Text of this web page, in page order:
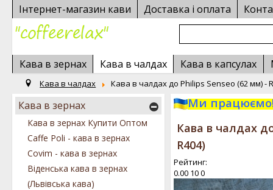
Інтернет-магазин кави Доставка і оплата
Кава в зернах Кава в чалдах Кава в капсулах
Кава в чалдах Кава в чалдах до Philips Senseo (62 мм) -
Ми працюємо!
Кава в чалдах
R404)
Рейтинг:
0.00 100
Кава в зернах
Кава в зернах Купити Оптом
Caffe Poli - кава в зернах
Covim - кава в зернах
Віденська кава в зернах
(Львівська кава)